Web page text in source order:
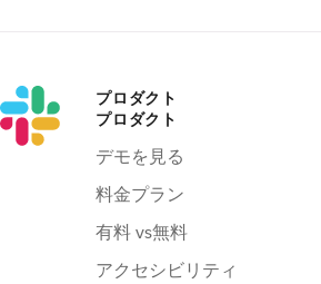
プロダクト
プロダクト
デモを見る
料金プラン
有料 vs無料
アクセシビリティ